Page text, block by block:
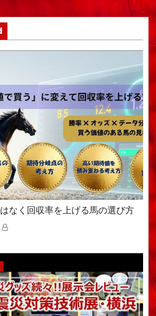
なく回収率を上げる馬の選び方